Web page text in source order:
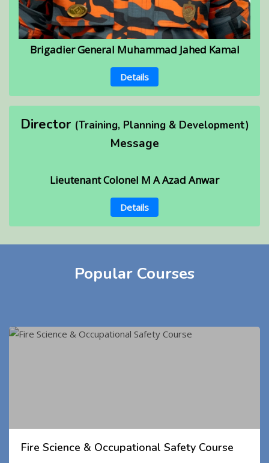
Brigadier General Muhammad Jahed Kamal
Details
Director (Training, Planning & Development)
Message
Lieutenant Colonel M A Azad Anwar
Details
Popular Courses
Fire Science & Occupational Safety Course